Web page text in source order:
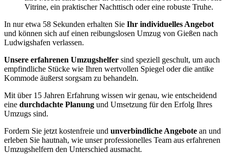
Vitrine, ein praktischer Nachttisch oder eine robuste Truhe.
In nur etwa 58 Sekunden erhalten Sie Ihr individuelles Angebot
und können sich auf einen reibungslosen Umzug von Gießen nach
Ludwigshafen verlassen.
Unsere erfahrenen Umzugshelfer sind speziell geschult, um auch
empfindliche Stücke wie Ihren wertvollen Spiegel oder die antike
Kommode äußerst sorgsam zu behandeln.
Mit über 15 Jahren Erfahrung wissen wir genau, wie entscheidend
eine durchdachte Planung und Umsetzung für den Erfolg Ihres
Umzugs sind.
Fordern Sie jetzt kostenfreie und unverbindliche Angebote an und
erleben Sie hautnah, wie unser professionelles Team aus erfahrenen
Umzugshelfern den Unterschied ausmacht.